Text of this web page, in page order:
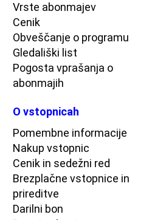
Vrste abonmajev
Cenik
Obveščanje o programu
Gledališki list
Pogosta vprašanja o
abonmajih
O vstopnicah
Pomembne informacije
Nakup vstopnic
Cenik in sedežni red
Brezplačne vstopnice in
prireditve
Darilni bon